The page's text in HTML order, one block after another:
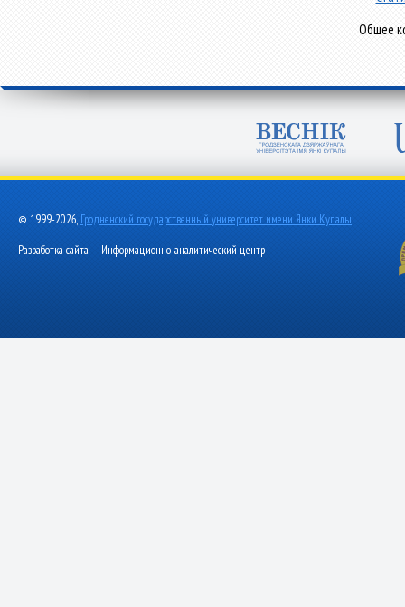
Общее
© 1999-2026, Гродненский государственный университет имени Янки Купалы
Разработка сайта — Информационно-аналитический центр